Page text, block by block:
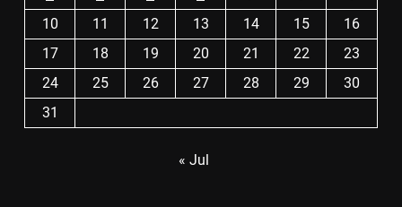
10
11 12 13 14 15
16
17
18 19 20 21 22
23
24
25 26 27 28 29
30
31
« Jul